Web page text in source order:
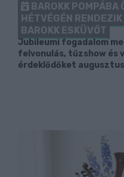
BAROKK POMPÁBA
HÉTVÉGÉN
BAROKK ESKÜVŐT
Jubileumi fogadalom
felvonulás, tűzshow és
érdeklődőket